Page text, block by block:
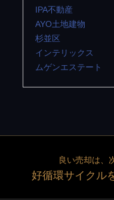
IPA不動産
AYO土地建物
杉並区
インテリックス
ムゲンエステート
良い売却は、
好循環サイクル